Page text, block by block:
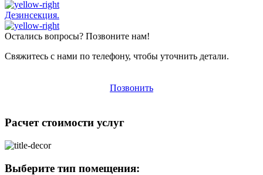
Дезинсекция.
Остались вопросы? Позвоните нам!
Свяжитесь с нами по телефону, чтобы уточнить детали.
Позвонить
Расчет стоимости услуг
Выберите тип помещения: